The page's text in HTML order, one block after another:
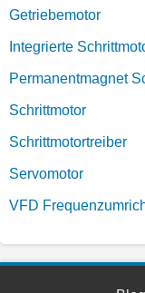
Getriebemotor
Integrierte
Permanentmagnet
Schrittmotor
Schrittmotortreiber
Servomotor
VFD